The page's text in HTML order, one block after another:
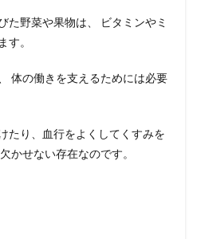
た野菜や果物は、 ビタミンやミ
す。
体の働きを支えるためには必要
たり、血行をよくしてくすみを
かせない存在なのです。